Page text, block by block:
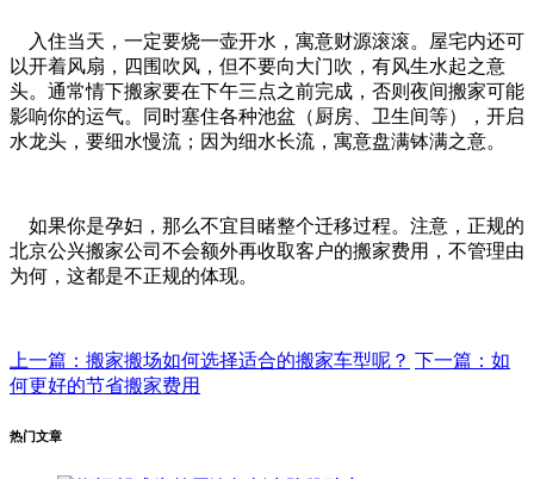
入住当天，一定要烧一壶开水，寓意财源滚滚。屋宅内还可
以开着风扇，四围吹风，但不要向大门吹，有风生水起之意
头。通常情下搬家要在下午三点之前完成，否则夜间搬家可能
影响你的运气。同时塞住各种池盆（厨房、卫生间等），开启
水龙头，要细水慢流；因为细水长流，寓意盘满钵满之意。
如果你是孕妇，那么不宜目睹整个迁移过程。注意，正规的
北京公兴搬家公司不会额外再收取客户的搬家费用，不管理由
为何，这都是不正规的体现。
上一篇：搬家搬场如何选择适合的搬家车型呢？ 下一篇：如
何更好的节省搬家费用
热门文章